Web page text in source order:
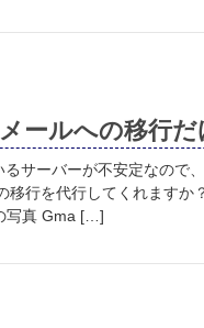
ールへの移行だ
サーバーが不安定なので
移行を代行してくれますか
写真 Gma […]